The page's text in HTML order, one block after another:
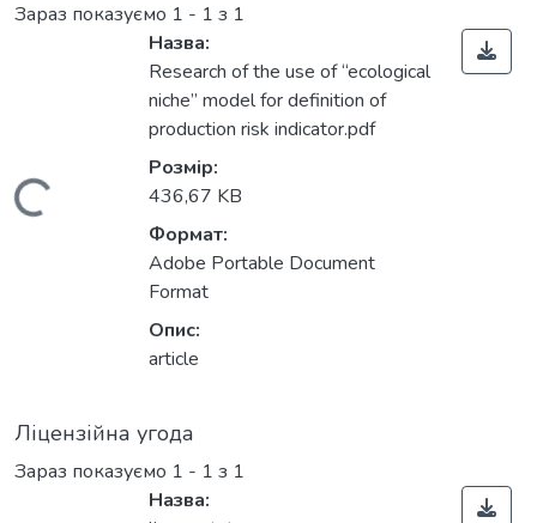
Зараз показуємо 1 - 1 з 1
Вантажиться...
Назва:
Research of the use of “ecological
niche” model for definition of
production risk indicator.pdf
Розмір:
436,67 KB
Формат:
Adobe Portable Document
Format
Опис:
article
Ліцензійна угода
Зараз показуємо 1 - 1 з 1
Назва: